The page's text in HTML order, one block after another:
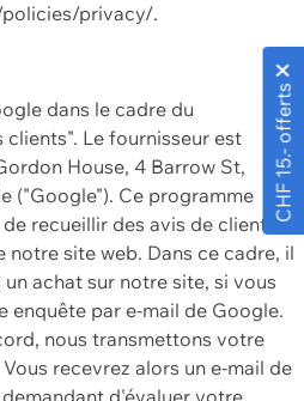
privacy/.
dans le cadre du
Le fournisseur est
House, 4 Barrow St,
("Google"). Ce programme
recueillir des avis de clients
notre site web. Dans ce cadre, il
achat sur notre site, si vous
enquête par e-mail de Google.
nous transmettons votre
recevrez alors un e-mail de
CHF 15.- offerts